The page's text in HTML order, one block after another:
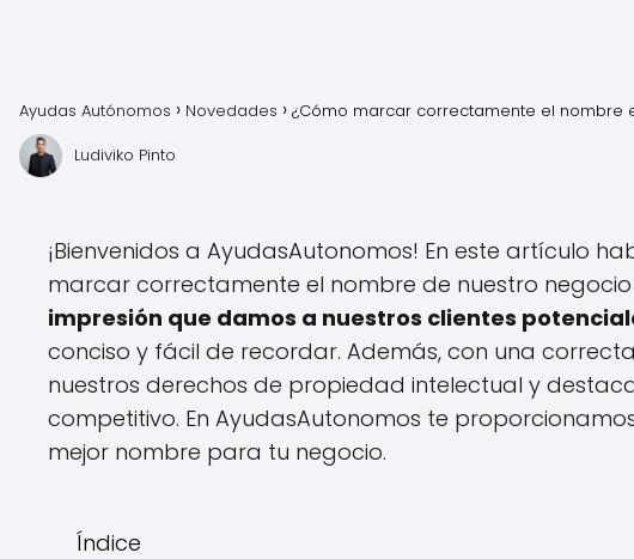
Ayudas Autónomos Novedades
¿Cómo marcar correctamente el nombre
Ludiviko Pinto
¡Bienvenidos a AyudasAutonomos! En este artículo
marcar correctamente el nombre de nuestro
impresión que damos a nuestros clientes
conciso y fácil de recordar. Además, con una
nuestros derechos de propiedad intelectual y
competitivo. En AyudasAutonomos te
mejor nombre para tu negocio.
Índice